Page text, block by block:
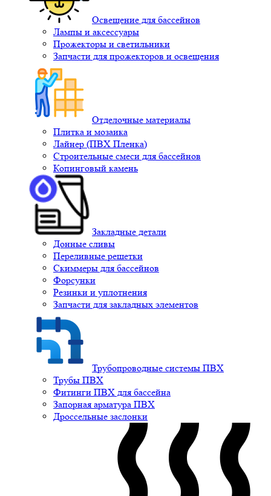
Освещение для бассейнов
Лампы и аксессуары
Прожекторы и светильники
Запчасти для прожекторов и освещения
Отделочные материалы
Плитка и мозаика
Лайнер (ПВХ Пленка)
Строительные смеси для бассейнов
Копинговый камень
Закладные детали
Донные сливы
Переливные решетки
Скиммеры для бассейнов
Форсунки
Резинки и уплотнения
Запчасти для закладных элементов
Трубопроводные системы ПВХ
Трубы ПВХ
Фитинги ПВХ для бассейна
Запорная арматура ПВХ
Дроссельные заслонки